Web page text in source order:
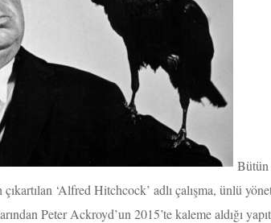
Bütün
‘Alfred Hitchcock’ adlı çalışma, ünlü
Peter Ackroyd’un 2015’te kaleme aldığı